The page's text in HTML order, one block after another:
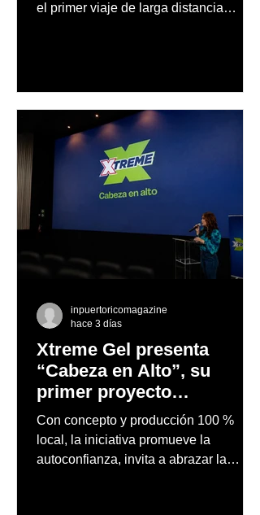
el primer viaje de larga distancia
Xtreme Gel presenta
“Cabeza en Alto”, su
primer proyecto
audiovisual concebido y
producido completamente
en Puerto Rico
Con concepto y producción 100 %
local, la iniciativa promueve la
autoconfianza, invita a abrazar la
inpuertoricomagazine
hace 3 días